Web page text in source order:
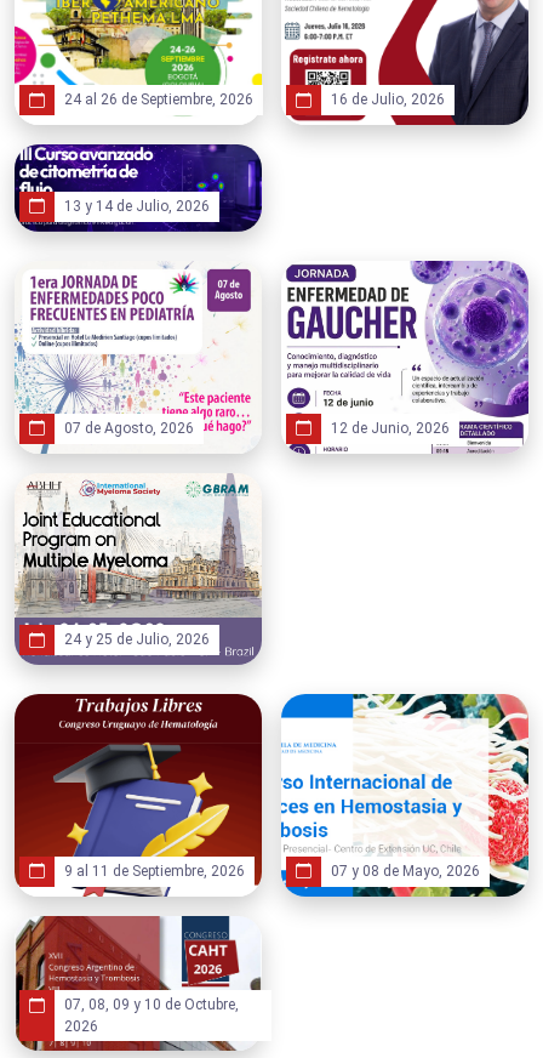
24 al 26 de Septiembre, 2026 16 de Julio, 2026
13 y 14 de Julio, 2026
07 de Agosto, 2026 12 de Junio, 2026
24 y 25 de Julio, 2026
9 al 11 de Septiembre, 2026 07 y 08 de Mayo, 2026
07, 08, 09 y 10 de Octubre,
2026